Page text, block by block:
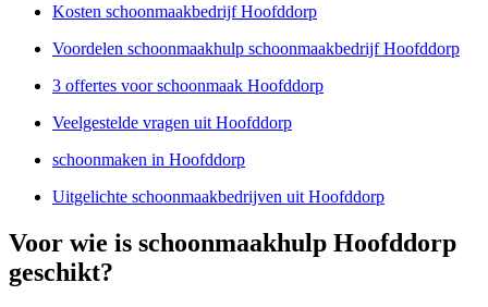
Kosten schoonmaakbedrijf Hoofddorp
Voordelen schoonmaakhulp schoonmaakbedrijf Hoofddorp
3 offertes voor schoonmaak Hoofddorp
Veelgestelde vragen uit Hoofddorp
schoonmaken in Hoofddorp
Uitgelichte schoonmaakbedrijven uit Hoofddorp
Voor wie is schoonmaakhulp Hoofddorp
geschikt?